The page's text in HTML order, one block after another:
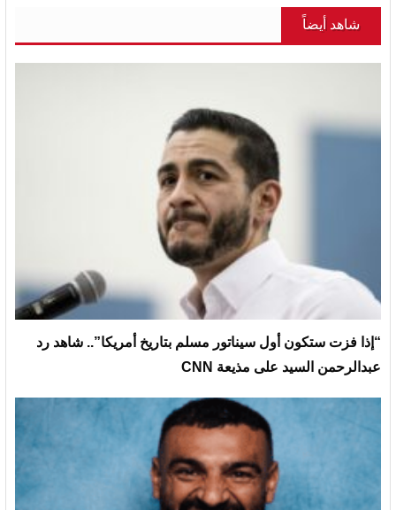
شاهد أيضاً
“إذا فزت ستكون أول سيناتور مسلم بتاريخ أمريكا”.. شاهد رد
عبدالرحمن السيد على مذيعة CNN